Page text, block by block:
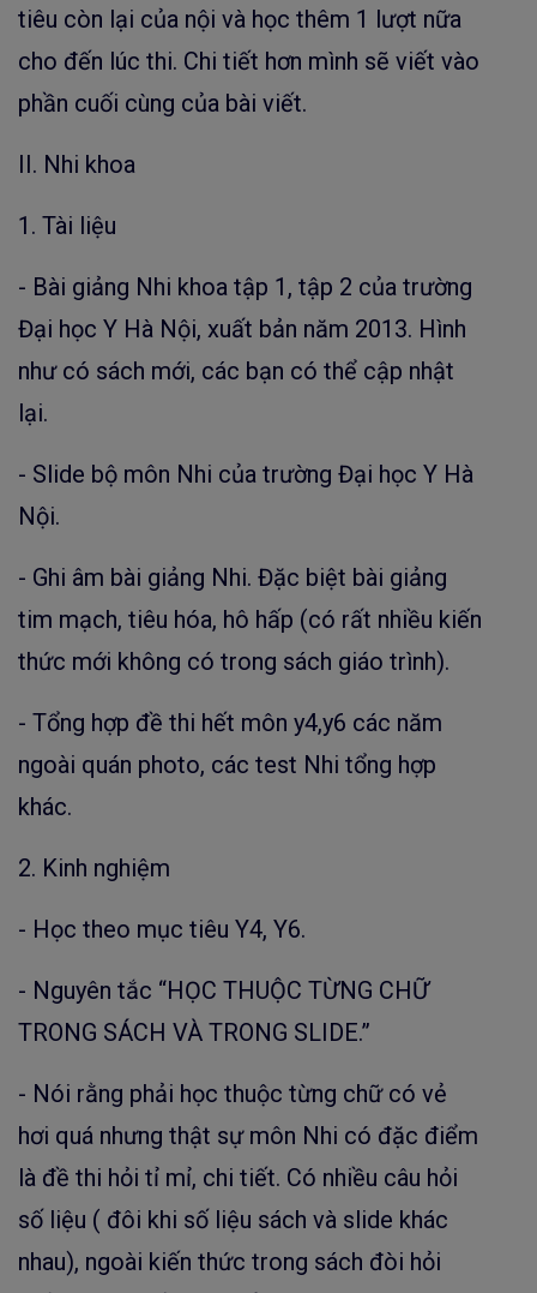
tiêu còn lại của nội và học thêm 1 lượt nữa
cho đến lúc thi. Chi tiết hơn mình sẽ viết vào
phần cuối cùng của bài viết.
II. Nhi khoa
1. Tài liệu
- Bài giảng Nhi khoa tập 1, tập 2 của trường
Đại học Y Hà Nội, xuất bản năm 2013. Hình
như có sách mới, các bạn có thể cập nhật
lại.
- Slide bộ môn Nhi của trường Đại học Y Hà
Nội.
- Ghi âm bài giảng Nhi. Đặc biệt bài giảng
tim mạch, tiêu hóa, hô hấp (có rất nhiều kiến
thức mới không có trong sách giáo trình).
- Tổng hợp đề thi hết môn y4,y6 các năm
ngoài quán photo, các test Nhi tổng hợp
khác.
2. Kinh nghiệm
- Học theo mục tiêu Y4, Y6.
- Nguyên tắc “HỌC THUỘC TỪNG CHỮ
TRONG SÁCH VÀ TRONG SLIDE.”
- Nói rằng phải học thuộc từng chữ có vẻ
hơi quá nhưng thật sự môn Nhi có đặc điểm
là đề thi hỏi tỉ mỉ, chi tiết. Có nhiều câu hỏi
số liệu ( đôi khi số liệu sách và slide khác
nhau), ngoài kiến thức trong sách đòi hỏi